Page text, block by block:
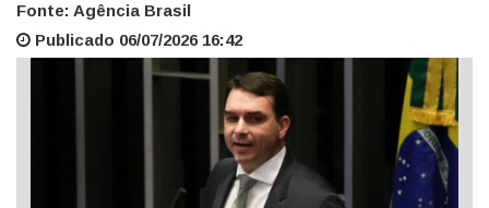
Fonte: Agência Brasil
Publicado 06/07/2026 16:42